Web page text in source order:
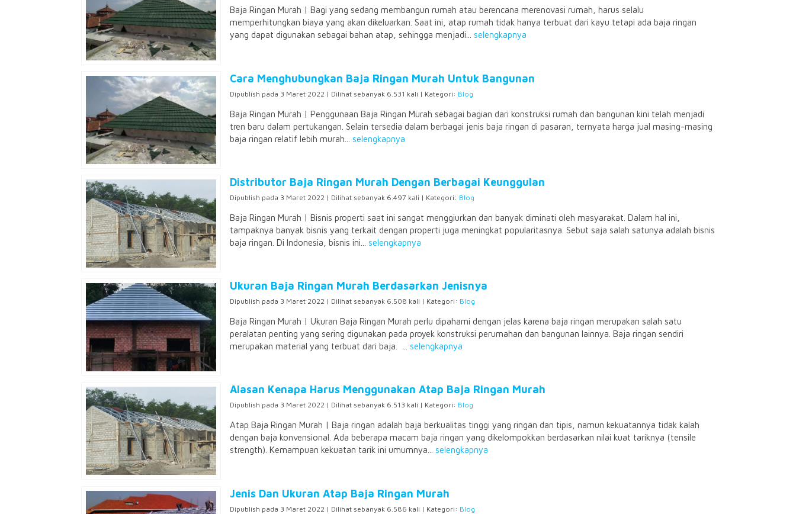
Baja Ringan Murah | Bagi yang sedang membangun rumah atau berencana merenovasi rumah, harus selalu
memperhitungkan biaya yang akan dikeluarkan. Saat ini, atap rumah tidak hanya terbuat dari kayu tetapi ada baja ringan
yang dapat digunakan sebagai bahan atap, sehingga menjadi... selengkapnya
Cara Menghubungkan Baja Ringan Murah Untuk Bangunan
Dipublish pada 3 Maret 2022 | Dilihat sebanyak 6.531 kali | Kategori: Blog
Baja Ringan Murah | Penggunaan Baja Ringan Murah sebagai bagian dari konstruksi rumah dan bangunan kini telah menjadi
tren baru dalam pertukangan. Selain tersedia dalam berbagai jenis baja ringan di pasaran, ternyata harga jual masing-masing
baja ringan relatif lebih murah... selengkapnya
Distributor Baja Ringan Murah Dengan Berbagai Keunggulan
Dipublish pada 3 Maret 2022 | Dilihat sebanyak 6.497 kali | Kategori: Blog
Baja Ringan Murah | Bisnis properti saat ini sangat menggiurkan dan banyak diminati oleh masyarakat. Dalam hal ini,
tampaknya banyak bisnis yang terkait dengan properti juga meningkat popularitasnya. Sebut saja salah satunya adalah bisnis
baja ringan. Di Indonesia, bisnis ini... selengkapnya
Ukuran Baja Ringan Murah Berdasarkan Jenisnya
Dipublish pada 3 Maret 2022 | Dilihat sebanyak 6.508 kali | Kategori: Blog
Baja Ringan Murah | Ukuran Baja Ringan Murah perlu dipahami dengan jelas karena baja ringan merupakan salah satu
peralatan penting yang sering digunakan pada proyek konstruksi perumahan dan bangunan lainnya. Baja ringan sendiri
merupakan material yang terbuat dari baja. ... selengkapnya
Alasan Kenapa Harus Menggunakan Atap Baja Ringan Murah
Dipublish pada 3 Maret 2022 | Dilihat sebanyak 6.513 kali | Kategori: Blog
Atap Baja Ringan Murah | Baja ringan adalah baja berkualitas tinggi yang ringan dan tipis, namun kekuatannya tidak kalah
dengan baja konvensional. Ada beberapa macam baja ringan yang dikelompokkan berdasarkan nilai kuat tariknya (tensile
strength). Kemampuan kekuatan tarik ini umumnya... selengkapnya
Jenis Dan Ukuran Atap Baja Ringan Murah
Dipublish pada 3 Maret 2022 | Dilihat sebanyak 6.586 kali | Kategori: Blog